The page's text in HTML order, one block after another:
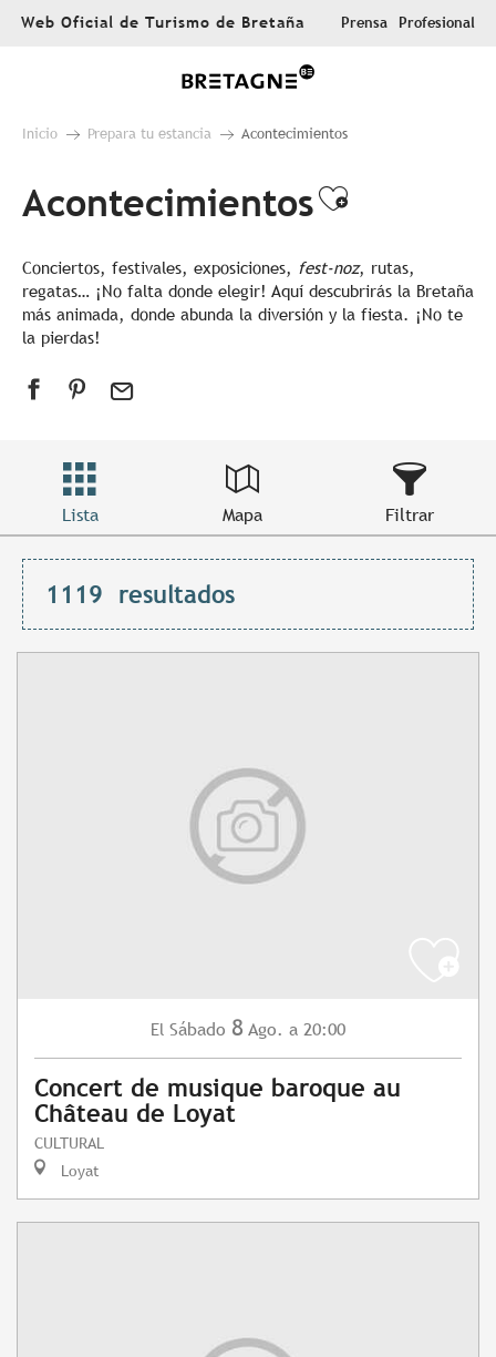
AllerWeb Oficial de Turismo de Bretaña Prensa Profesional
Inicio Prepara tu estancia Acontecimientos
AcontecimientosAjouter
Conciertos, festivales, exposiciones, fest-noz, rutas,
regatas… ¡No falta donde elegir! Aquí descubrirás la Bretaña
más animada, donde abunda la diversión y la fiesta. ¡No te
la pierdas!
Lista Mapa Filtrar
1119 resultados
El Sábado 8 Ago. a 20:00
Concert de musique baroque au
Château de Loyat
CULTURAL
Loyat